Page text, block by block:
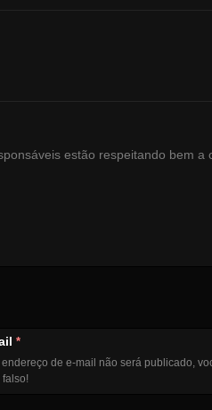
estão respeitando bem a
*
endereço de e-mail não será publicado,
falso!